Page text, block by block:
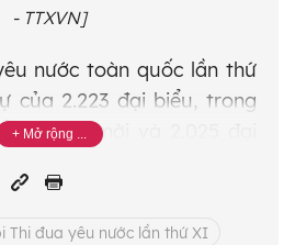
- TTXVN]
nước toàn quốc lần thứ
của 2.223 đại biểu, trong
khách mời và 2.025 đại
chiến sĩ thi đua toàn
tiên tiến; người Việt Nam
Thi đua yêu nước lần thứ XI